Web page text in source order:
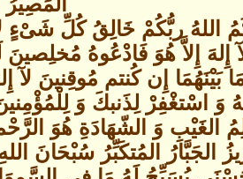
اللهُ ربُّكُمْ خَالِقُ كُلِّ شَىْءٍ
إِلهَ إِلاَّ هُوَ فَادْعُوهُ
إِن كُنتم مُوقِنينَ لآ
وَ اسْتغْفِرْ لِذَنبكَ وَ
الغَيْبِ وَ الشّهَادَةِ هُوَ
الجَبَّارُ المُتكَبِّرُ سُبْحَانَ